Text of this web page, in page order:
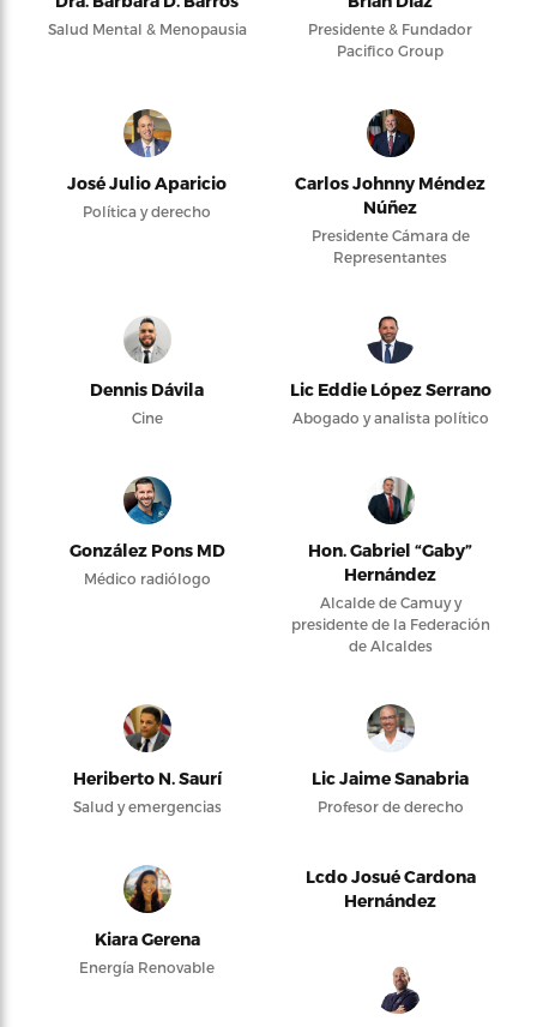
Salud Mental & Menopausia
Presidente & Fundador
Pacifico Group
José Julio Aparicio
Política y derecho
Carlos Johnny Méndez
Núñez
Presidente Cámara de
Representantes
Dennis Dávila
Cine
Lic Eddie López Serrano
Abogado y analista político
González Pons MD
Médico radiólogo
Hon. Gabriel “Gaby”
Hernández
Alcalde de Camuy y
presidente de la Federación
de Alcaldes
Heriberto N. Saurí
Salud y emergencias
Lic Jaime Sanabria
Profesor de derecho
Kiara Gerena
Energía Renovable
Lcdo Josué Cardona
Hernández